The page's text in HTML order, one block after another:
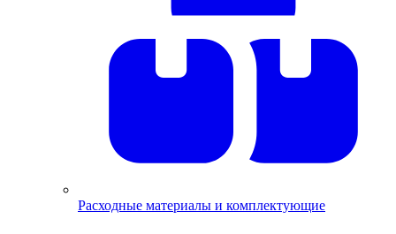
Расходные материалы и комплектующие